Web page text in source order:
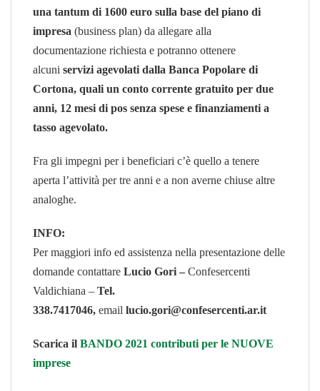
una tantum di 1600 euro sulla base del piano di
impresa (business plan) da allegare alla
documentazione richiesta e potranno ottenere
alcuni servizi agevolati dalla Banca Popolare di
Cortona, quali un conto corrente gratuito per due
anni, 12 mesi di pos senza spese e finanziamenti a
tasso agevolato.
Fra gli impegni per i beneficiari c’è quello a tenere
aperta l’attività per tre anni e a non averne chiuse altre
analoghe.
INFO:
Per maggiori info ed assistenza nella presentazione delle
domande contattare Lucio Gori – Confesercenti
Valdichiana – Tel.
338.7417046, email lucio.gori@confesercenti.ar.it
Scarica il BANDO 2021 contributi per le NUOVE
imprese